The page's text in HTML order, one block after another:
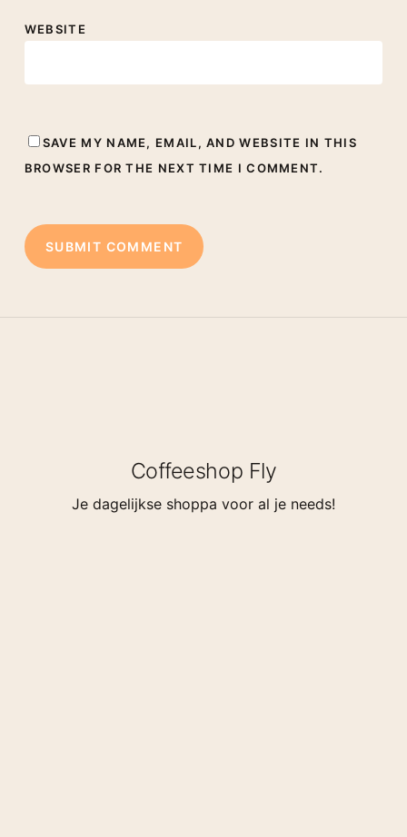
WEBSITE
SAVE MY NAME, EMAIL, AND WEBSITE IN THIS
BROWSER FOR THE NEXT TIME I COMMENT.
Coffeeshop Fly
Je dagelijkse shoppa voor al je needs!